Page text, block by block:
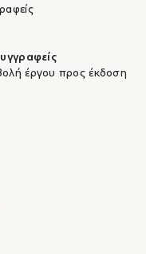
έργου προς έκδοση